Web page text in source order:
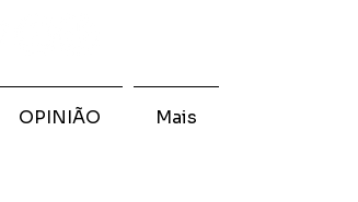
OPINIÃO Mais